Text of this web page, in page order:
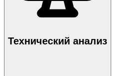
Технический анализ